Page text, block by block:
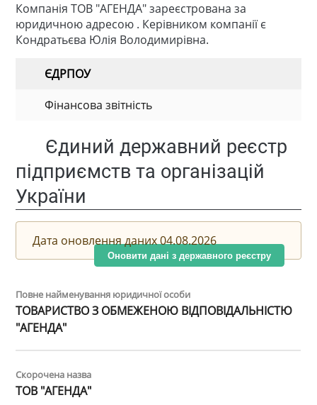
Компанія ТОВ "АГЕНДА" зареєстрована за
юридичною адресою . Керівником компанії є
Кондратьєва Юлія Володимирівна.
ЄДРПОУ
Фінансова звітність
Єдиний державний реєстр
підприємств та організацій
України
Дата оновлення даних 04.08.2026
Оновити дані з державного реєстру
Повне найменування юридичної особи
ТОВАРИСТВО З ОБМЕЖЕНОЮ ВІДПОВІДАЛЬНІСТЮ
"АГЕНДА"
Скорочена назва
ТОВ "АГЕНДА"